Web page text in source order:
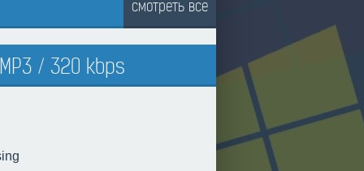
смотреть все
/ 320 kbps